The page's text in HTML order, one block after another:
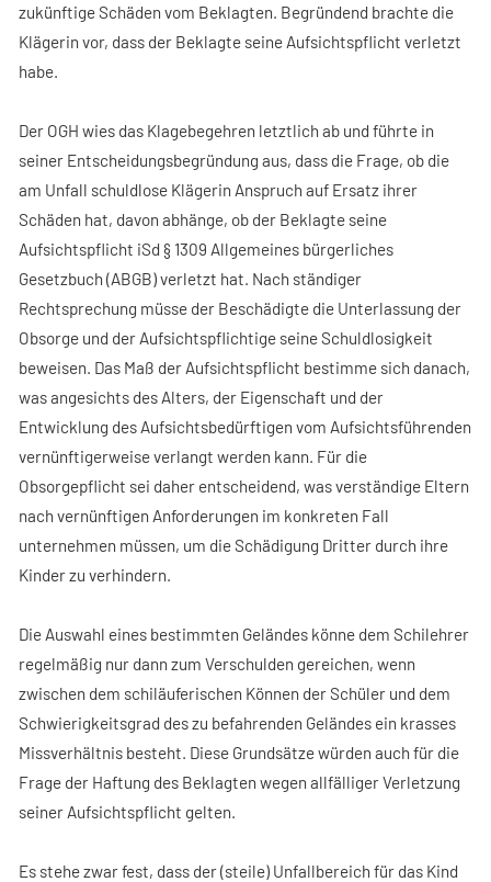
zukünftige Schäden vom Beklagten. Begründend brachte die
Klägerin vor, dass der Beklagte seine Aufsichtspflicht verletzt
habe.
Der OGH wies das Klagebegehren letztlich ab und führte in
seiner Entscheidungsbegründung aus, dass die Frage, ob die
am Unfall schuldlose Klägerin Anspruch auf Ersatz ihrer
Schäden hat, davon abhänge, ob der Beklagte seine
Aufsichtspflicht iSd § 1309 Allgemeines bürgerliches
Gesetzbuch (ABGB) verletzt hat. Nach ständiger
Rechtsprechung müsse der Beschädigte die Unterlassung der
Obsorge und der Aufsichtspflichtige seine Schuldlosigkeit
beweisen. Das Maß der Aufsichtspflicht bestimme sich danach,
was angesichts des Alters, der Eigenschaft und der
Entwicklung des Aufsichtsbedürftigen vom Aufsichtsführenden
vernünftigerweise verlangt werden kann. Für die
Obsorgepflicht sei daher entscheidend, was verständige Eltern
nach vernünftigen Anforderungen im konkreten Fall
unternehmen müssen, um die Schädigung Dritter durch ihre
Kinder zu verhindern.
Die Auswahl eines bestimmten Geländes könne dem Schilehrer
regelmäßig nur dann zum Verschulden gereichen, wenn
zwischen dem schiläuferischen Können der Schüler und dem
Schwierigkeitsgrad des zu befahrenden Geländes ein krasses
Missverhältnis besteht. Diese Grundsätze würden auch für die
Frage der Haftung des Beklagten wegen allfälliger Verletzung
seiner Aufsichtspflicht gelten.
Es stehe zwar fest, dass der (steile) Unfallbereich für das Kind